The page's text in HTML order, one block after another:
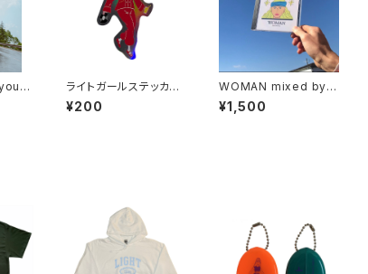
ライトガールステッカー
asuka ando ver.
¥200
WOMAN mixed by K
enji Ikeda
¥1,500